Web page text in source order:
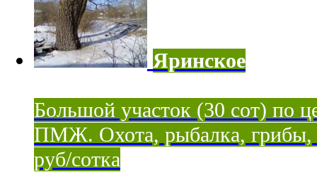
Яринское
Большой участок (30 сот) по
ПМЖ. Охота, рыбалка, грибы,
руб/сотка